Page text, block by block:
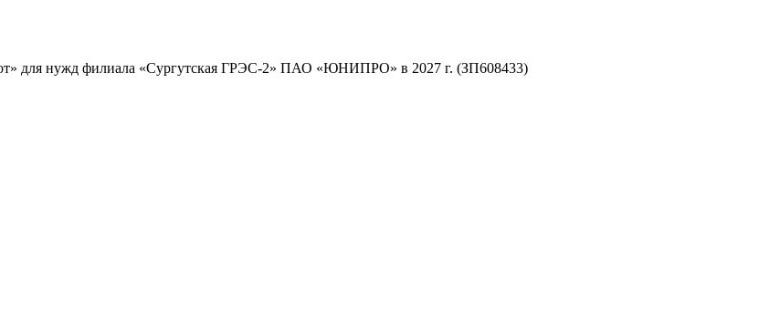
для нужд филиала «Сургутская ГРЭС-2» ПАО «ЮНИПРО» в 2027 г. (ЗП608433)